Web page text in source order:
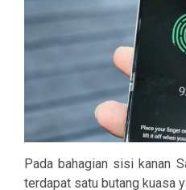
Pada bahagian sisi kanan
terdapat satu butang kuasa